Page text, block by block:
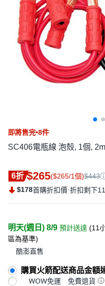
即將售完•8件
SC406電瓶線 泡殼, 1個, 2m
6折 $265($265/1個)$443
$178首購折扣價·折扣剩下
明天(週日) 8/9 預計送達 (11
區為基準)
酷澎直售
購買火箭配送商品金額
WOW免運 免費退貨